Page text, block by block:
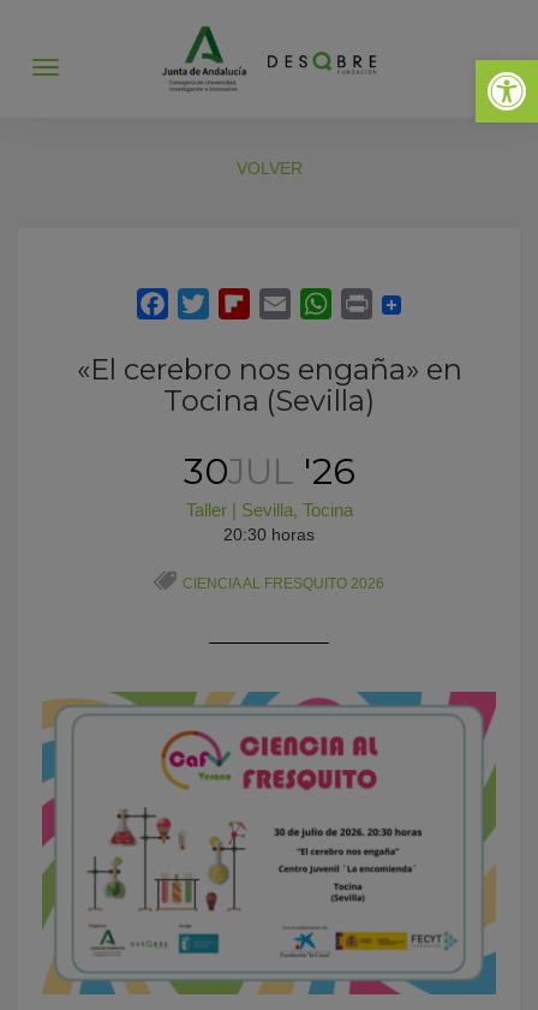
Abrir
Abrir
VOLVER
«El cerebro nos engaña» en
Tocina (Sevilla)
30JUL '26
Taller| Sevilla, Tocina
20:30 horas
CIENCIA AL FRESQUITO 2026